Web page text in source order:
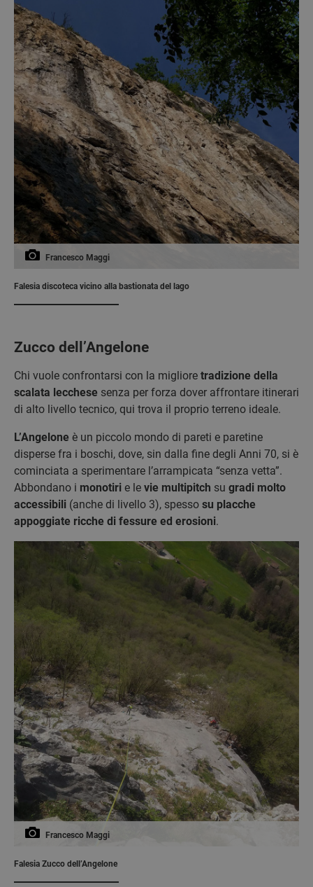
Francesco Maggi
Falesia discoteca vicino alla bastionata del lago
Zucco dell’Angelone
Chi vuole confrontarsi con la migliore tradizione della
scalata lecchese senza per forza dover affrontare itinerari
di alto livello tecnico, qui trova il proprio terreno ideale.
L’Angelone è un piccolo mondo di pareti e paretine
disperse fra i boschi, dove, sin dalla fine degli Anni 70, si è
cominciata a sperimentare l’arrampicata “senza vetta”.
Abbondano i monotiri e le vie multipitch su gradi molto
accessibili (anche di livello 3), spesso su placche
appoggiate ricche di fessure ed erosioni.
Francesco Maggi
Falesia Zucco dell’Angelone